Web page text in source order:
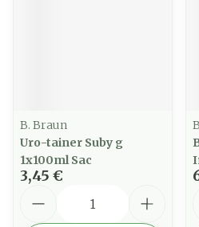
B. Braun
Uro-tainer Suby g
1x100ml Sac
3,45 €